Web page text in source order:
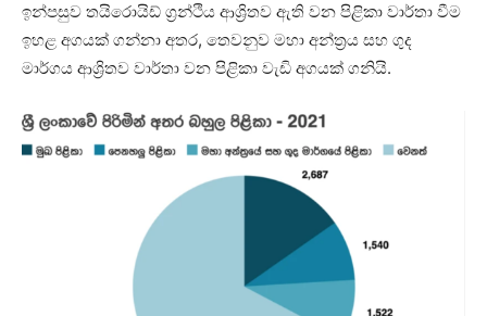
ඉන්පසුව තයිරොයිඩ් ග්‍රන්ථිය ආශ්‍රිතව ඇති වන පිළිකා වාර්තා වීම
ඉහළ අගයක් ගන්නා අතර, තෙවනුව මහා අන්ත්‍රය සහ ගුද
මාර්ගය ආශ්‍රිතව වාර්තා වන පිළිකා වැඩි අගයක් ගනියි.